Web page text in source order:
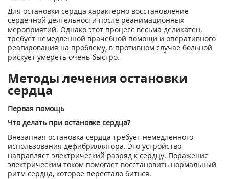
Для остановки сердца характерно восстановление
сердечной деятельности после реанимационных
мероприятий. Однако этот процесс весьма деликатен,
требует немедленной врачебной помощи и оперативного
реагирования на проблему, в противном случае больной
рискует умереть очень быстро.
Методы лечения остановки
сердца
Первая помощь
Что делать при остановке сердца?
Внезапная остановка сердца требует немедленного
использования дефибриллятора. Это устройство
направляет электрический разряд к сердцу. Поражение
электрическим током помогает восстановить нормальный
ритм сердца, которое перестало биться.